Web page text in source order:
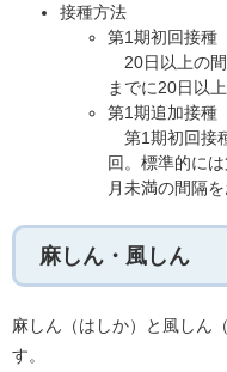
接種方法
第1期初回接種
20日以上の間
までに20日以
第1期追加接種
第1期初回接
回。標準的に
月未満の間隔
麻しん・風しん
麻しん（はしか）と風しん
す。